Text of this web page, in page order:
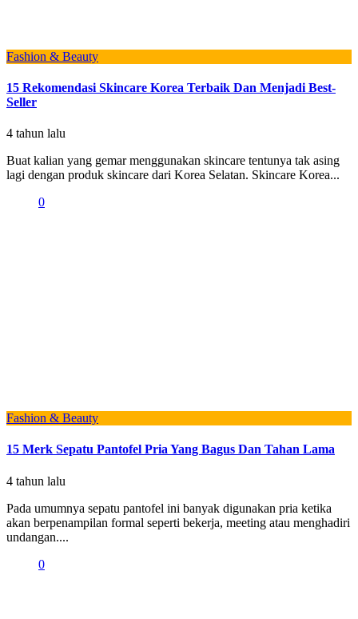
Fashion & Beauty
15 Rekomendasi Skincare Korea Terbaik Dan Menjadi Best-
Seller
4 tahun lalu
Buat kalian yang gemar menggunakan skincare tentunya tak asing
lagi dengan produk skincare dari Korea Selatan. Skincare Korea...
0
Fashion & Beauty
15 Merk Sepatu Pantofel Pria Yang Bagus Dan Tahan Lama
4 tahun lalu
Pada umumnya sepatu pantofel ini banyak digunakan pria ketika
akan berpenampilan formal seperti bekerja, meeting atau menghadiri
undangan....
0